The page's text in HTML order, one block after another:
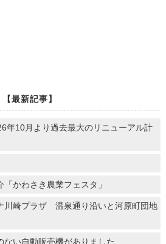
【最新記事】
10月より過去最大のリニューアル計
かわさき農業フェスタ」
川崎プラザ 温泉通り沿いと河原町団地
ない自動販売機がありました